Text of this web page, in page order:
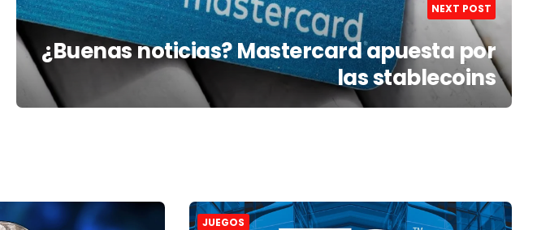
NEXT POST
¿Buenas noticias? Mastercard apuesta por
las stablecoins
JUEGOS